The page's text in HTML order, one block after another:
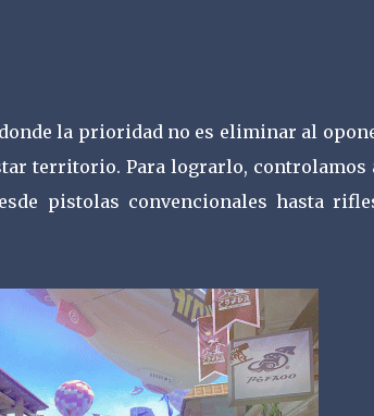
la prioridad no es eliminar al
territorio. Para lograrlo, controlamos
pistolas convencionales hasta